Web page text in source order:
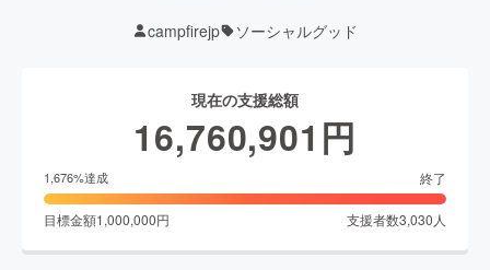
campfirejp ソーシャルグッド
現在の支援総額
16,760,901 円
1,676%達成 終了
目標金額1,000,000円 支援者数3,030 人